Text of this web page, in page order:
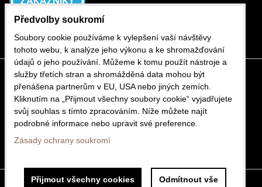
Předvolby soukromí
Soubory cookie používáme k vylepšení vaší návštěvy
tohoto webu, k analýze jeho výkonu a ke shromažďování
údajů o jeho používání. Můžeme k tomu použít nástroje a
služby třetích stran a shromážděná data mohou být
přenášena partnerům v EU, USA nebo jiných zemích.
Kliknutím na „Přijmout všechny soubory cookie“ vyjadřujete
svůj souhlas s tímto zpracováním. Níže můžete najít
podrobné informace nebo upravit své preference.
Zásady ochrany soukromí
Přijmout všechny cookies Odmítnout vše